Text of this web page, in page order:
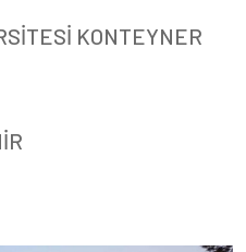
KONTEYNER